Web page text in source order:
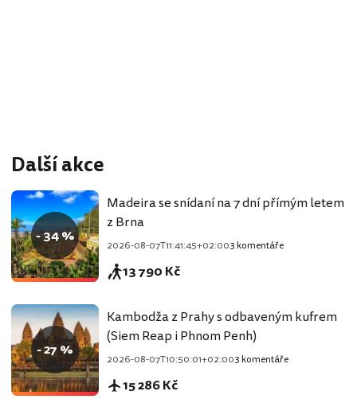
Další akce
- 34 %
Madeira se snídaní na 7 dní přímým letem
z Brna
2026-08-07T11:41:45+02:003 komentáře
13 790 Kč
- 27 %
Kambodža z Prahy s odbaveným kufrem
(Siem Reap i Phnom Penh)
2026-08-07T10:50:01+02:003 komentáře
15 286 Kč